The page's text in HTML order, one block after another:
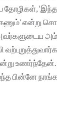
தோழிகள்,
என்று
அவர்களுடைய
பின்னே